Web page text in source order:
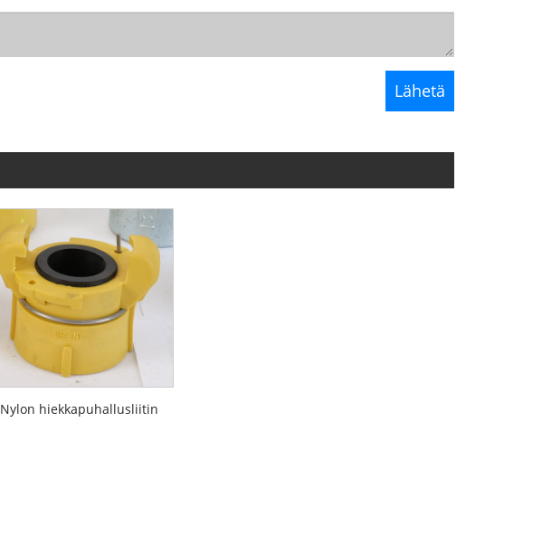
Nylon hiekkapuhallusliitin